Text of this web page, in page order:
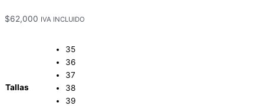
$62,000 IVA INCLUIDO
Tallas
35
36
37
38
39